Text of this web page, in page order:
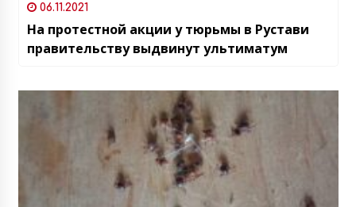
06.11.2021
На протестной акции у тюрьмы в Рустави
правительству выдвинут ультиматум